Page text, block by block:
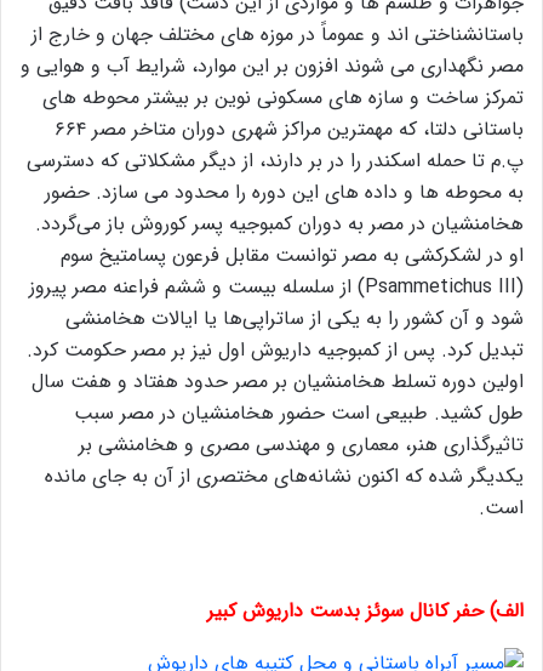
باستانشناختی اند و عموماً در موزه های مختلف جهان و خارج از
مصر نگهداری می شوند افزون بر این موارد، شرایط آب و هوایی و
تمرکز ساخت و سازه های مسکونی نوین بر بیشتر محوطه های
باستانی دلتا، که مهمترین مراکز شهری دوران متاخر مصر ۶۶۴
پ.م تا حمله اسکندر را در بر دارند، از دیگر مشکلاتی که دسترسی
به محوطه ها و داده های این دوره را محدود می سازد. حضور
هخامنشیان در مصر به دوران کمبوجیه پسر کوروش باز می‌گردد.
او در لشکر‌کشی به مصر توانست مقابل فرعون پسامتیخ سوم
(Psammetichus III) از سلسله بیست و ششم فراعنه مصر پیروز
شود و آن کشور را به یکی از ساتراپی‌ها یا ایالات هخامنشی
تبدیل کرد. پس از کمبوجیه داریوش اول نیز بر مصر حکومت کرد.
اولین دوره تسلط هخامنشیان بر مصر حدود هفتاد و هفت سال
طول کشید. طبیعی است حضور هخامنشیان در مصر سبب
تاثیرگذاری هنر، معماری و مهندسی مصری و هخامنشی بر
یکدیگر شده که اکنون نشانه‌های مختصری از آن به جای مانده
است.
الف) حفر کانال سوئز بدست داریوش کبیر